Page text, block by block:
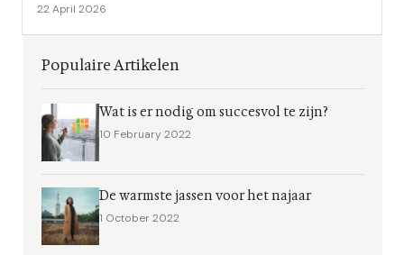
22 April 2026
Populaire Artikelen
Wat is er nodig om succesvol te zijn?
10 February 2022
De warmste jassen voor het najaar
1 October 2022